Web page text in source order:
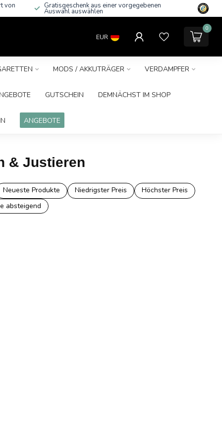
von Gratisgeschenk aus einer vorgegebenen
Auswahl auswählen
EUR
0
MODS / AKKUTRÄGER VERDAMPFER
GUTSCHEIN DEMNÄCHST IM SHOP
ANGEBOTE
& Justieren
Neueste Produkte Niedrigster Preis
Höchster Preis
absteigend